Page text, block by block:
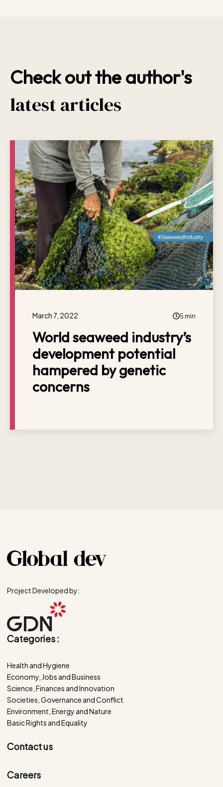
Check out the author's
latest articles
March 7, 2022 5 min
World seaweed industry’s
development potential
hampered by genetic
concerns
Project Developed by:
Categories :
Health and Hygiene
Economy, Jobs and Business
Science, Finances and Innovation
Societies, Governance and Conflict
Environment, Energy and Nature
Basic Rights and Equality
Contact us
Careers